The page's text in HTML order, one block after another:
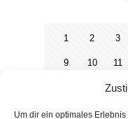
Um dir ein optimales
1 2 3
9 10 11
19
25 26 27